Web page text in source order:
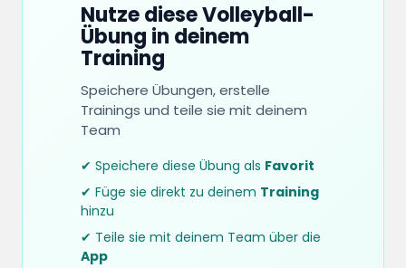
Nutze diese Volleyball-
Übung in deinem
Training
Speichere Übungen, erstelle
Trainings und teile sie mit deinem
Team
✔ Speichere diese Übung als Favorit
✔ Füge sie direkt zu deinem Training
hinzu
✔ Teile sie mit deinem Team über die
App